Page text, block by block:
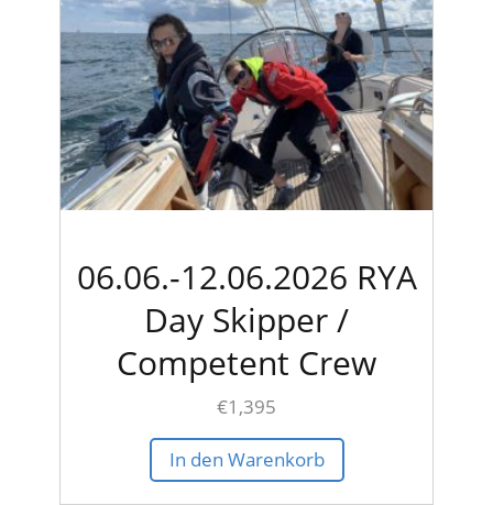
06.06.-12.06.2026 RYA
Day Skipper /
Competent Crew
€1,395
In den Warenkorb